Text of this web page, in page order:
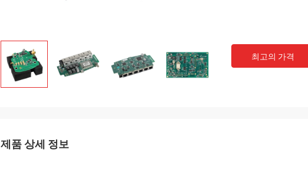
최고의 가격
제품 상세 정보